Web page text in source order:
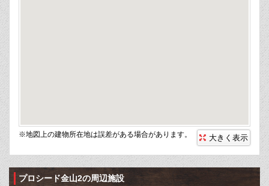
※地図上の建物所在地は誤差がある場合があります。 大きく表示
プロシード金山2の周辺施設